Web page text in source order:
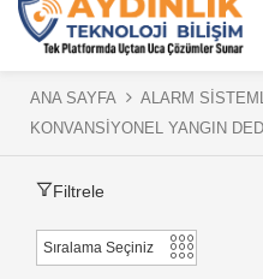
ANA SAYFA ALARM
KONVANSİYONEL YANGIN
Filtrele